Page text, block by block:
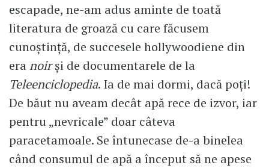
escapade, ne-am adus aminte de toată
literatura de groază cu care făcusem
cunoștință, de succesele hollywoodiene din
eranoirși de documentarele de la
Teleenciclopedia. Ia de mai dormi, dacă poți!
De băut nu aveam decât apă rece de izvor, iar
pentru „nevricale” doar câteva
paracetamoale. Se întunecase de-a binelea
când consumul de apă a început să ne apese